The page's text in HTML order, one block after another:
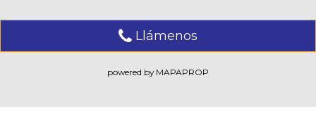
Llámenos
powered by MAPAPROP